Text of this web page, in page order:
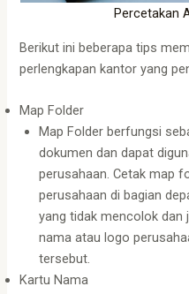
Percetakan
Berikut ini beberapa tips
perlengkapan kantor yang
Map Folder
Map Folder berfungsi
dokumen dan dapat
perusahaan. Cetak map
perusahaan di bagian
yang tidak mencolok dan
nama atau logo
tersebut.
Kartu Nama